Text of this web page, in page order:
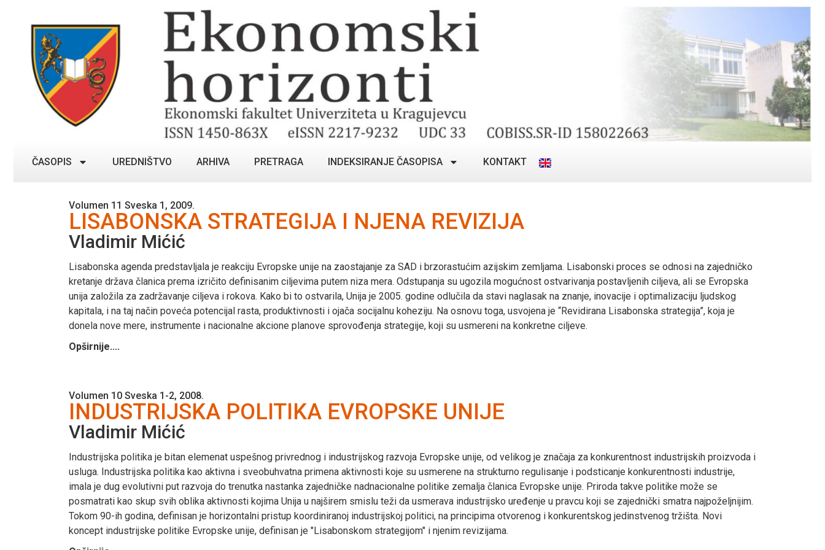
ČASOPIS UREDNIŠTVO ARHIVA PRETRAGA INDEKSIRANJE ČASOPISA KONTAKT
Volumen 11 Sveska 1, 2009.
LISABONSKA STRATEGIJA I NJENA REVIZIJA
Vladimir Mićić
Lisabonska agenda predstavljala je reakciju Evropske unije na zaostajanje za SAD i brzorastućim azijskim zemljama. Lisabonski proces se odnosi na zajedničko
kretanje država članica prema izričito definisanim ciljevima putem niza mera. Odstupanja su ugozila mogućnost ostvarivanja postavljenih ciljeva, ali se Evropska
unija založila za zadržavanje ciljeva i rokova. Kako bi to ostvarila, Unija je 2005. godine odlučila da stavi naglasak na znanje, inovacije i optimalizaciju ljudskog
kapitala, i na taj način poveća potencijal rasta, produktivnosti i ojača socijalnu koheziju. Na osnovu toga, usvojena je “Revidirana Lisabonska strategija”, koja je
donela nove mere, instrumente i nacionalne akcione planove sprovođenja strategije, koji su usmereni na konkretne ciljeve.
Opširnije....
Volumen 10 Sveska 1-2, 2008.
INDUSTRIJSKA POLITIKA EVROPSKE UNIJE
Vladimir Mićić
Industrijska politika je bitan elemenat uspešnog privrednog i industrijskog razvoja Evropske unije, od velikog je značaja za konkurentnost industrijskih proizvoda i
usluga. Industrijska politika kao aktivna i sveobuhvatna primena aktivnosti koje su usmerene na strukturno regulisanje i podsticanje konkurentnosti industrije,
imala je dug evolutivni put razvoja do trenutka nastanka zajedničke nadnacionalne politike zemalja članica Evropske unije. Priroda takve politike može se
posmatrati kao skup svih oblika aktivnosti kojima Unija u najširem smislu teži da usmerava industrijsko uređenje u pravcu koji se zajednički smatra najpoželjnijim.
Tokom 90-ih godina, definisan je horizontalni pristup koordiniranoj industrijskoj politici, na principima otvorenog i konkurentskog jedinstvenog tržišta. Novi
koncept industrijske politike Evropske unije, definisan je ″Lisabonskom strategijom″ i njenim revizijama.